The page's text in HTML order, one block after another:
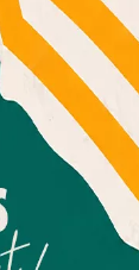
o
i
a aquest lloc
al
en
o a la
Si cliques
tot